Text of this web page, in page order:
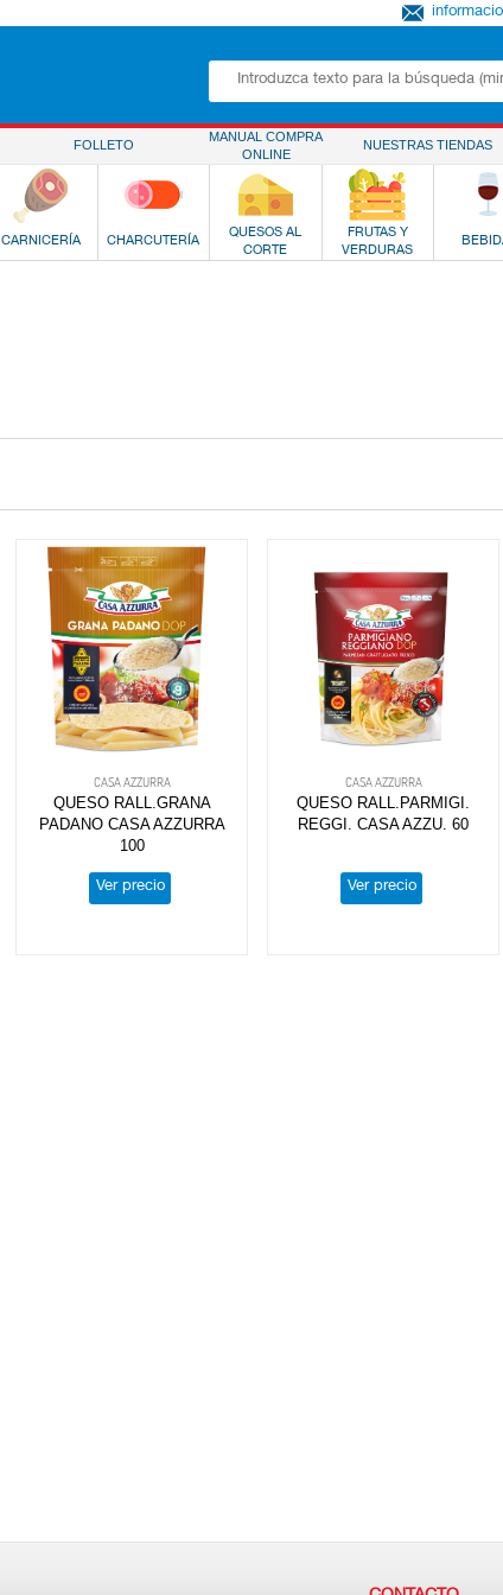
FOLLETO
MANUAL COMPRA
ONLINE
NUESTRAS TIENDAS
CARNICERÍA CHARCUTERÍA
QUESOS AL
CORTE
FRUTAS Y
VERDURAS
CASA AZZURRA
QUESO RALL.GRANA
PADANO CASA AZZURRA
100
Ver precio
CASA AZZURRA
QUESO RALL.PARMIGI.
REGGI. CASA AZZU. 60
Ver precio